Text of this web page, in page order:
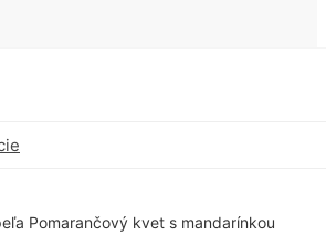
Pomarančový kvet s mandarínkou